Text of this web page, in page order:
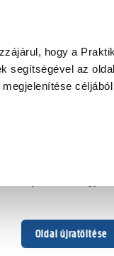
hogy a
segítségével az
Oldal újratöltése